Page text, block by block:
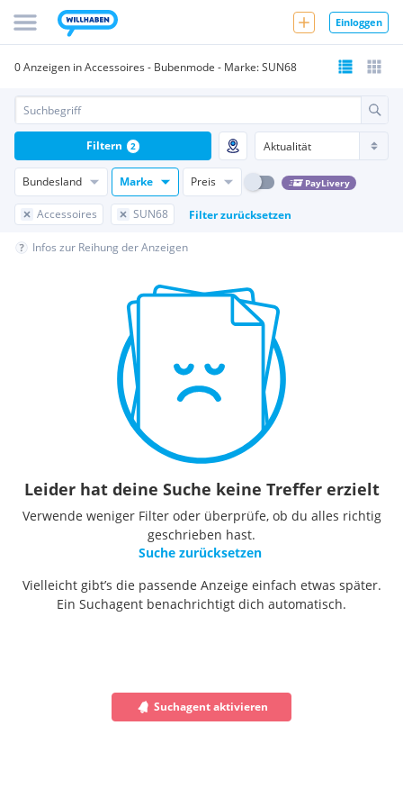
Einloggen
0 Anzeigen in Accessoires - Bubenmode - Marke: SUN68
Bundesland Marke Preis PayLivery
Accessoires SUN68 Filter zurücksetzen
Filtern 2
Infos zur Reihung der Anzeigen
Leider hat deine Suche keine Treffer erzielt
Verwende weniger Filter oder überprüfe, ob du alles richtig
geschrieben hast.
Suche zurücksetzen
Vielleicht gibt’s die passende Anzeige einfach etwas später.
Ein Suchagent benachrichtigt dich automatisch.
Suchagent aktivieren